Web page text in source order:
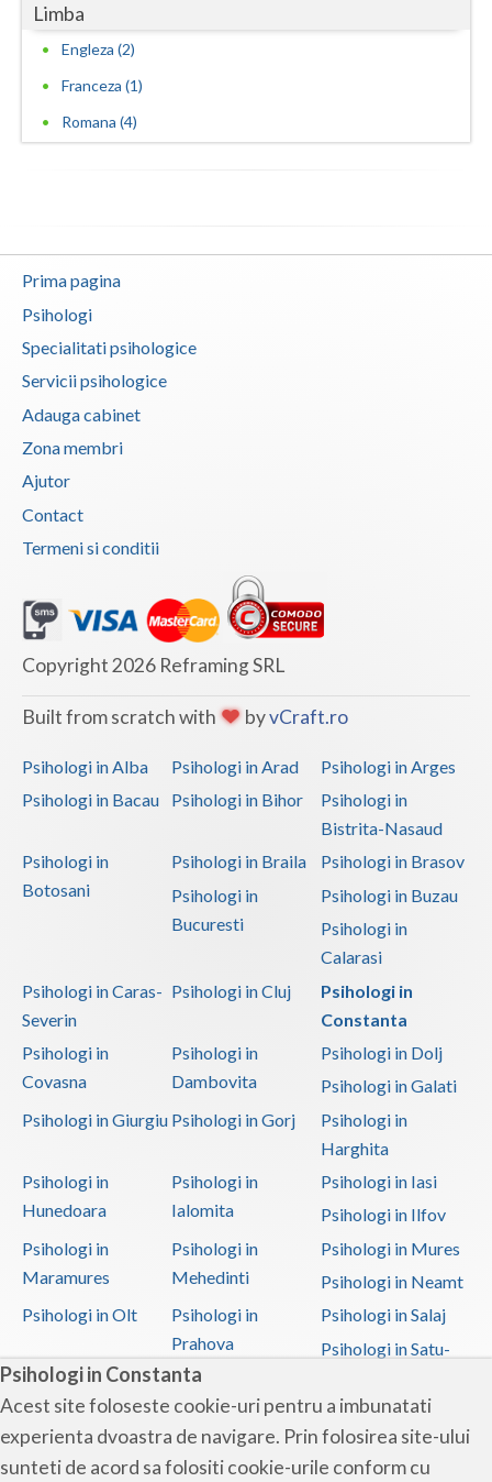
Psihologi in Constanta
Acest site foloseste cookie-uri pentru a imbunatati
experienta dvoastra de navigare. Prin folosirea site-ului
sunteti de acord sa folositi cookie-urile conform cu
Limba
Engleza (2)
Franceza (1)
Romana (4)
Prima pagina
Psihologi
Specialitati psihologice
Servicii psihologice
Adauga cabinet
Zona membri
Ajutor
Contact
Termeni si conditii
Copyright 2026 Reframing SRL
Built from scratch with byvCraft.ro
Psihologi in Alba Psihologi in Arad
Psihologi in Arges
Psihologi in Bacau
Psihologi in Bihor
Psihologi in
Bistrita-Nasaud
Psihologi in
Botosani
Psihologi in Braila
Psihologi in Brasov
Psihologi in
Bucuresti
Psihologi in Buzau
Psihologi in
Calarasi
Psihologi in Caras-
Severin
Psihologi in Cluj
Psihologi in
Constanta
Psihologi in
Covasna
Psihologi in
Dambovita
Psihologi in Dolj
Psihologi in Galati
Psihologi in Giurgiu Psihologi in Gorj
Psihologi in
Harghita
Psihologi in
Hunedoara
Psihologi in
Ialomita
Psihologi in Iasi
Psihologi in Ilfov
Psihologi in
Maramures
Psihologi in
Mehedinti
Psihologi in Mures
Psihologi in Neamt
Psihologi in Olt
Psihologi in
Prahova
Psihologi in Salaj
Psihologi in Satu-
Psihologi in Sibiu
Psihologi in
Suceava
Psihologi in
Teleorman
Psihologi in Timis
Psihologi in Tulcea Psihologi in Valcea